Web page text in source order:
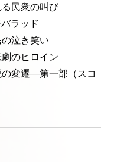
民衆の叫び
ラッド
の泣き笑い
のヒロイン
変遷—第一部（スコ